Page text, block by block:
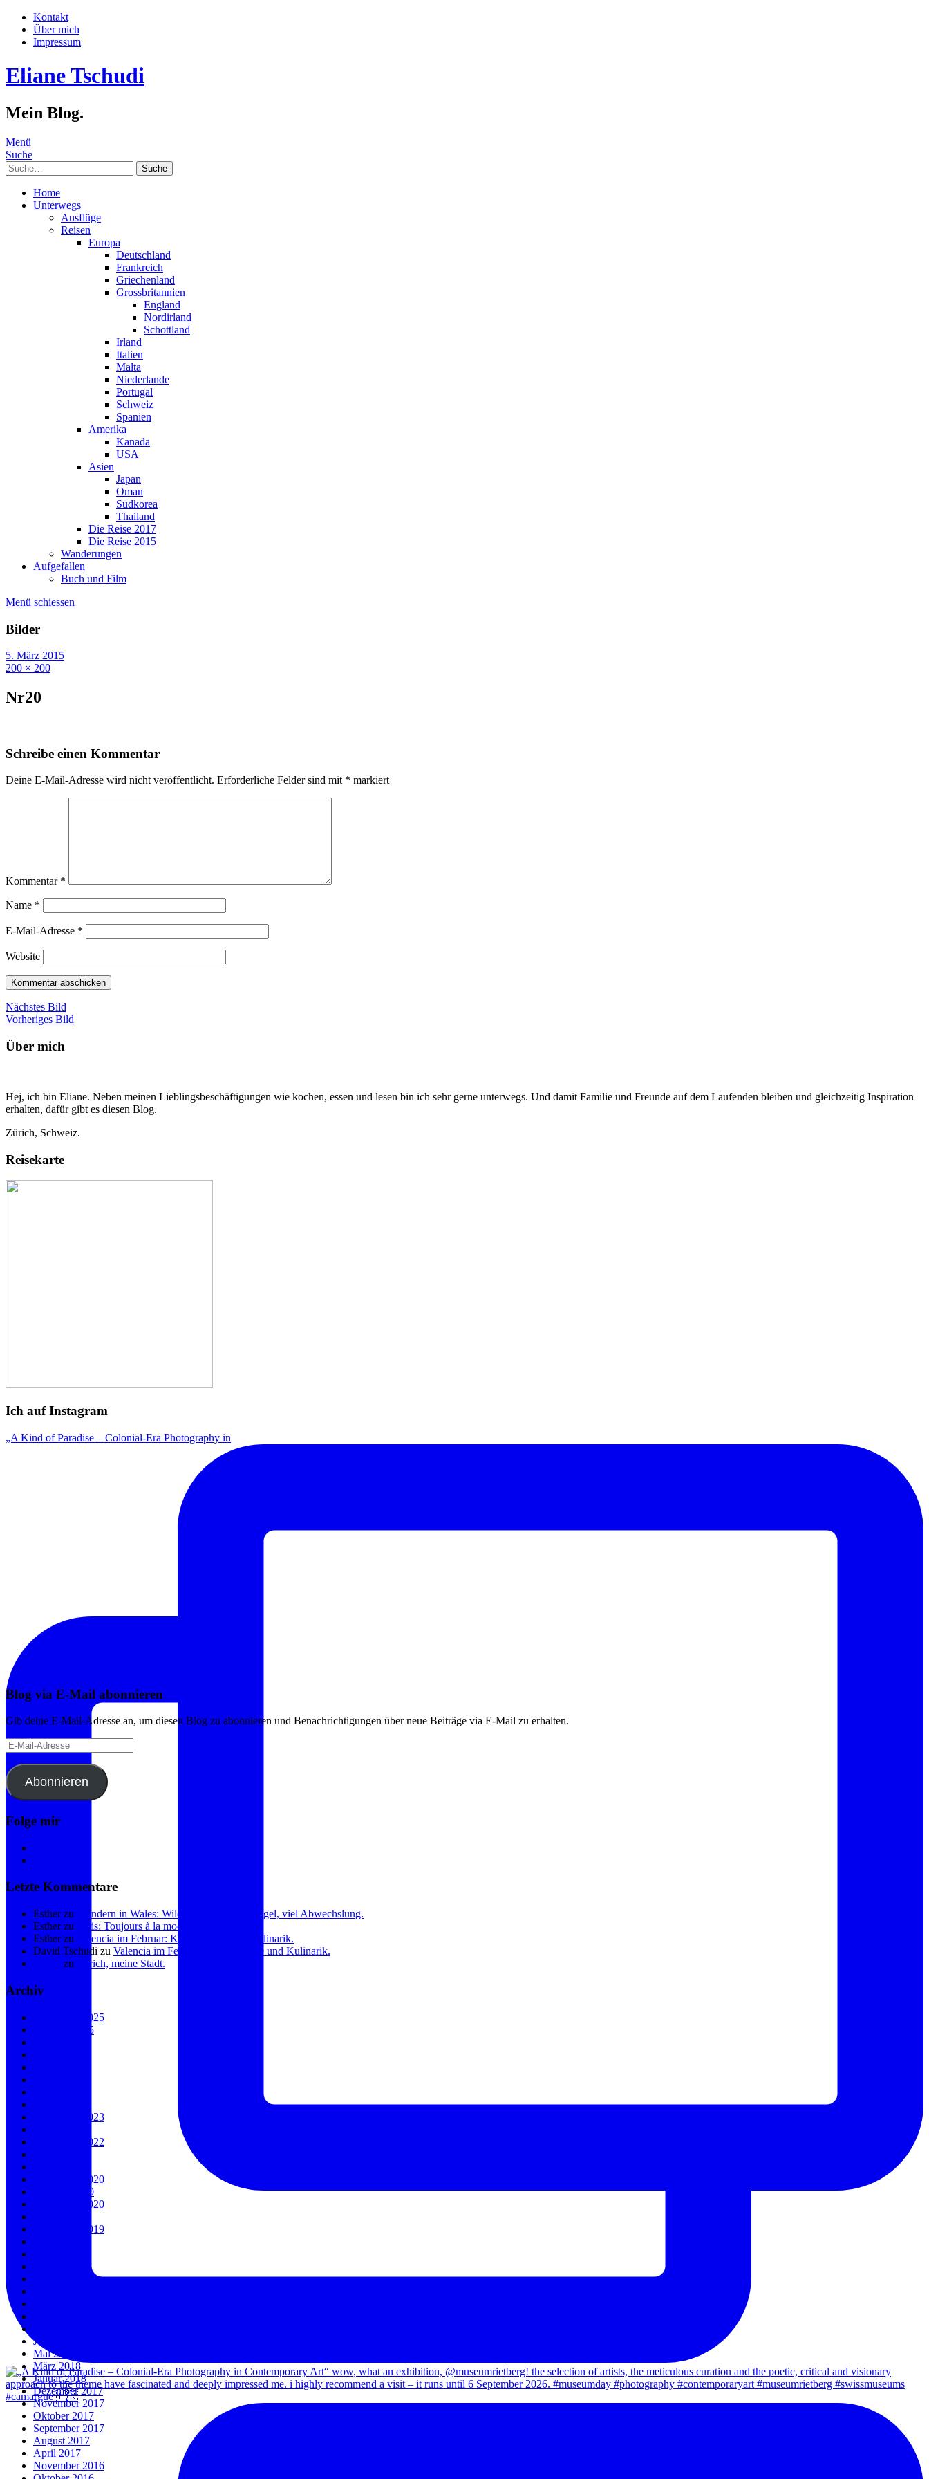
Kontakt
Über mich
Impressum
Eliane Tschudi
Mein Blog.
Menü
Suche
Suche
Home
Unterwegs
Ausflüge
Reisen
Europa
Deutschland
Frankreich
Griechenland
Grossbritannien
England
Nordirland
Schottland
Irland
Italien
Malta
Niederlande
Portugal
Schweiz
Spanien
Amerika
Kanada
USA
Asien
Japan
Oman
Südkorea
Thailand
Die Reise 2017
Die Reise 2015
Wanderungen
Aufgefallen
Buch und Film
Menü schiessen
Bilder
5. März 2015
200 × 200
Nr20
Schreibe einen Kommentar
Deine E-Mail-Adresse wird nicht veröffentlicht. Erforderliche Felder sind mit * markiert
Kommentar *
Name *
E-Mail-Adresse *
Website
Nächstes Bild
Vorheriges Bild
Über mich
Hej, ich bin Eliane. Neben meinen Lieblingsbeschäftigungen wie kochen, essen und lesen bin ich sehr gerne unterwegs. Und damit Familie und Freunde auf dem Laufenden bleiben und gleichzeitig Inspiration
erhalten, dafür gibt es diesen Blog.
Zürich, Schweiz.
Reisekarte
Ich auf Instagram
„A Kind of Paradise – Colonial-Era Photography in
#camargue 🇫🇷
Blog via E-Mail abonnieren
Gib deine E-Mail-Adresse an, um diesen Blog zu abonnieren und Benachrichtigungen über neue Beiträge via E-Mail zu erhalten.
E-
Mail-
Adresse
Abonnieren
Folge mir
Letzte Kommentare
Estherzu
Wandern in Wales: Wilde Küste, sanfte Hügel, viel Abwechslung.
Estherzu
Paris: Toujours à la mode.
Estherzu
Valencia im Februar: Kunst, Küste und Kulinarik.
David Tschudi zu Valencia im Februar: Kunst, Küste und Kulinarik.
zu Zürich, meine Stadt.
Archiv
November 2025
Oktober 2025
September 2023
November 2022
November 2020
Oktober 2020
September 2020
September 2019
Juni 2018
Mai 2018
März 2018
Januar 2018
Dezember 2017
November 2017
Oktober 2017
September 2017
August 2017
April 2017
November 2016